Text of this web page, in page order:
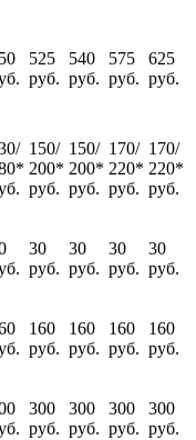
525
руб.
540
руб.
575
руб.
625
руб.
150/
200*
руб.
150/
200*
руб.
170/
220*
руб.
170/
220*
руб.
30
руб.
30
руб.
30
руб.
30
руб.
160
руб.
160
руб.
160
руб.
160
руб.
300
руб.
300
руб.
300
руб.
300
руб.